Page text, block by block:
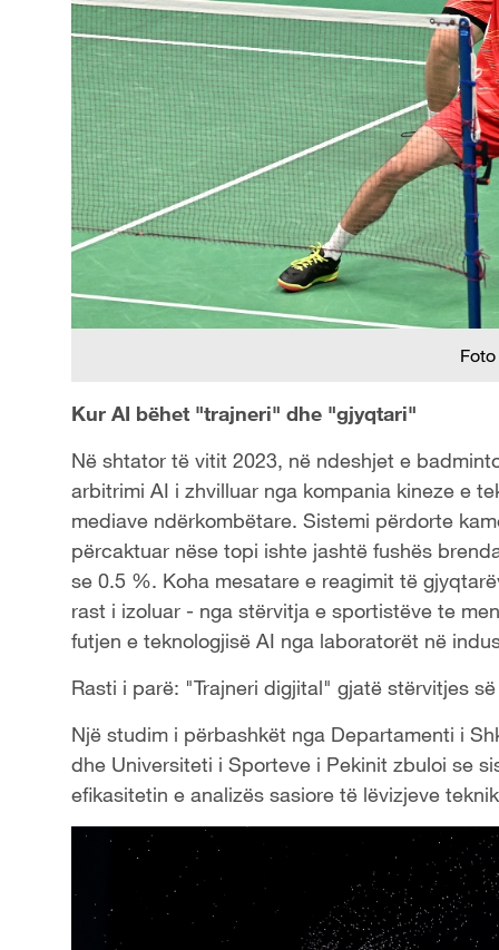
Kur AI bëhet "trajneri" dhe "gjyqtari"
Në shtator të vitit 2023, në ndeshjet e
arbitrimi AI i zhvilluar nga kompania kineze e
mediave ndërkombëtare. Sistemi përdorte
përcaktuar nëse topi ishte jashtë fushës
se 0.5 %. Koha mesatare e reagimit të
rast i izoluar - nga stërvitja e sportistëve te
futjen e teknologjisë AI nga laboratorët në
Rasti i parë: "Trajneri digjital" gjatë stërvitjes
Një studim i përbashkët nga Departamenti i
dhe Universiteti i Sporteve i Pekinit zbuloi se
efikasitetin e analizës sasiore të lëvizjeve